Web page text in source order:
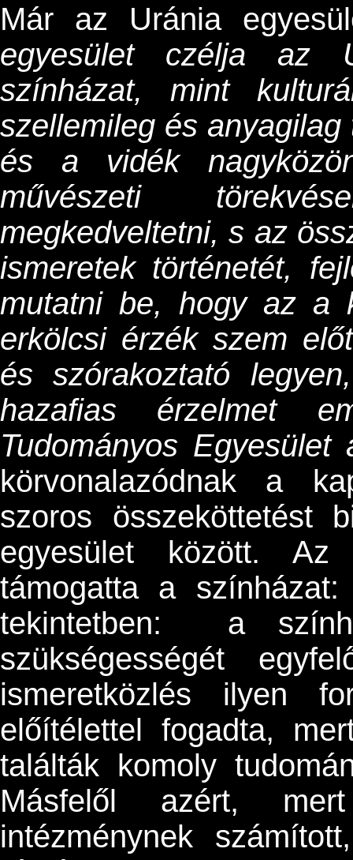
Már az Uránia
egyesület czélja az
színházat, mint
szellemileg és
és a vidék
művészeti
megkedveltetni, s az
ismeretek történetét,
mutatni be, hogy az a
erkölcsi érzék szem
és szórakoztató
hazafias érzelmet
Tudományos
körvonalazódnak a
szoros összeköttetést
egyesület között. Az
támogatta a
tekintetben: a
szükségességét
ismeretközlés ilyen
előítélettel fogadta,
találták komoly
Másfelől azért,
intézménynek